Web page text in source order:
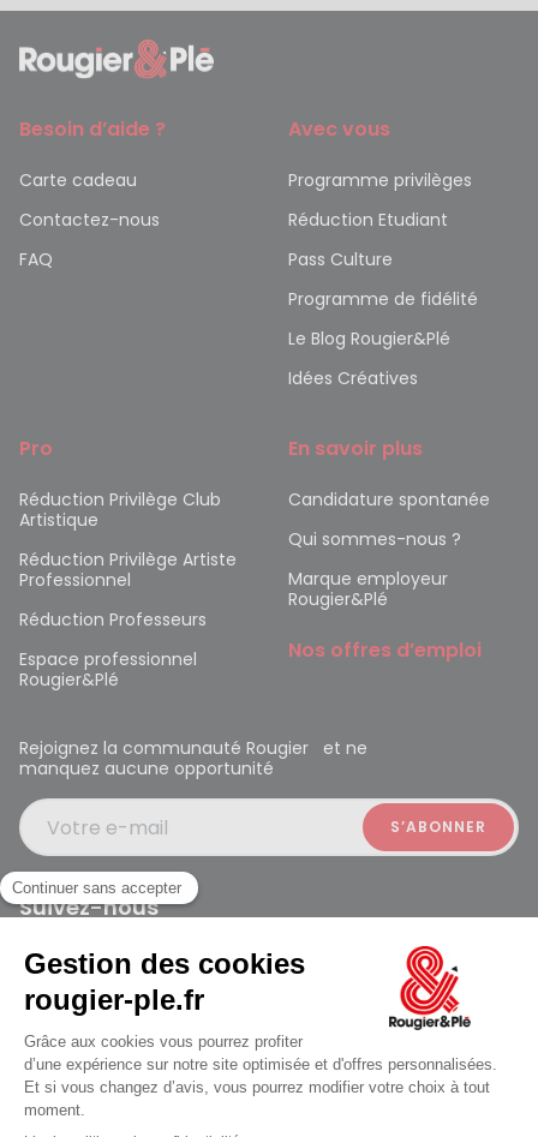
ouvert à 09:30
Besoin d’aide ?
Carte cadeau
Contactez-nous
FAQ
Avec vous
Programme privilèges
Réduction Etudiant
Pass Culture
Programme de fidélité
Le Blog Rougier&Plé
Idées Créatives
Pro
Réduction Privilège Club
Artistique
Réduction Privilège Artiste
Professionnel
Réduction Professeurs
Espace professionnel
Rougier&Plé
En savoir plus
Candidature spontanée
Qui sommes-nous ?
Marque employeur
Rougier&Plé
Nos offres d’emploi
Rejoignez la communauté Rougier et ne
manquez aucune opportunité
Votre e-mail
Suivez-nous
Rougier et Plé 2024 Copyright